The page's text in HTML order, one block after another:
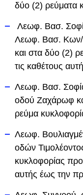
δύο (2) ρεύματα
Λεωφ. Βασ.
Λεωφ. Βασ. Κων/
και στα δύο (2)
τις καθέτους
Λεωφ. Βασ.
οδού Ζαχάρωφ
ρεύμα
Λεωφ.
οδών
κυκλοφορίας
αυτής έως την